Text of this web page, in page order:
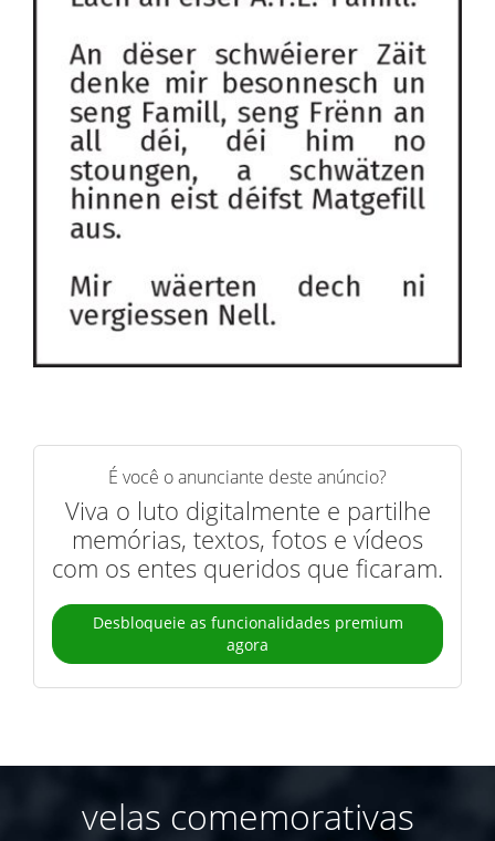
É você o anunciante deste anúncio?
Viva o luto digitalmente e partilhe
memórias, textos, fotos e vídeos
com os entes queridos que ficaram.
Desbloqueie as funcionalidades premium
agora
velas comemorativas